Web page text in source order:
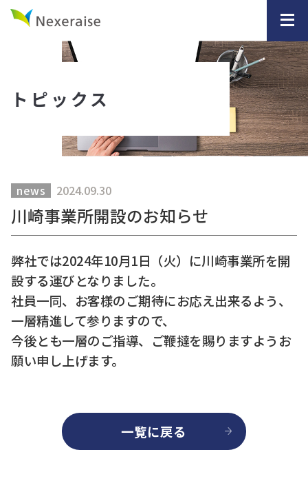
トピックス
news 2024.09.30
川崎事業所開設のお知らせ
弊社では2024年10月1日（火）に川崎事業所を開
設する運びとなりました。
社員一同、お客様のご期待にお応え出来るよう、
一層精進して参りますので、
今後とも一層のご指導、ご鞭撻を賜りますようお
願い申し上げます。
一覧に戻る